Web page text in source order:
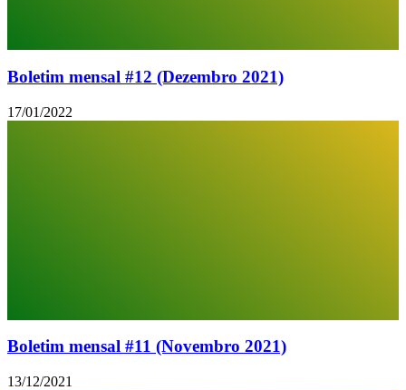
Boletim mensal #12 (Dezembro 2021)
17/01/2022
Boletim mensal #11 (Novembro 2021)
13/12/2021